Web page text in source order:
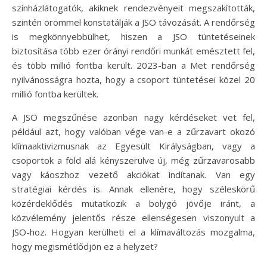
színházlátogatók, akiknek rendezvényeit megszakították,
szintén örömmel konstatálják a JSO távozását. A rendőrség
is megkönnyebbülhet, hiszen a JSO tüntetéseinek
biztosítása több ezer órányi rendőri munkát emésztett fel,
és több millió fontba került. 2023-ban a Met rendőrség
nyilvánosságra hozta, hogy a csoport tüntetései közel 20
millió fontba kerültek.
A JSO megszűnése azonban nagy kérdéseket vet fel,
például azt, hogy valóban vége van-e a zűrzavart okozó
klímaaktivizmusnak az Egyesült Királyságban, vagy a
csoportok a föld alá kényszerülve új, még zűrzavarosabb
vagy káoszhoz vezető akciókat indítanak. Van egy
stratégiai kérdés is. Annak ellenére, hogy széleskörű
közérdeklődés mutatkozik a bolygó jövője iránt, a
közvélemény jelentős része ellenségesen viszonyult a
JSO-hoz. Hogyan kerülheti el a klímaváltozás mozgalma,
hogy megismétlődjön ez a helyzet?